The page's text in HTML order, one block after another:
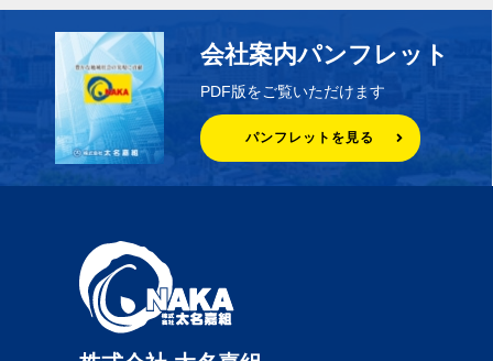
会社案内パンフレット
PDF版をご覧いただけます
パンフレットを見る